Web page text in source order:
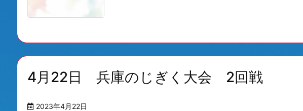
4月22日 兵庫のじぎく大会 2回戦
2023年4月22日